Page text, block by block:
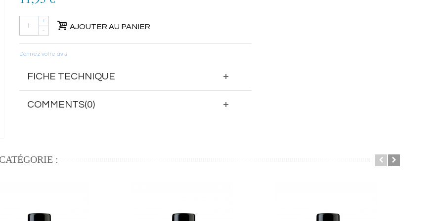
-
+
AJOUTER AU PANIER
Donnez votre avis
FICHE TECHNIQUE
COMMENTS(0)
: